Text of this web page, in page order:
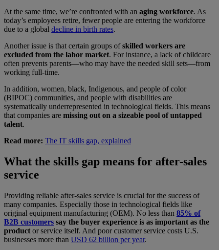
At the same time, we’re confronted with an aging workforce. As
today’s employees retire, fewer people are entering the workforce
due to a global decline in birth rates.
Another issue is that certain groups ofskilled workers are
excluded from the labor market. For instance, a lack of childcare
often prevents parents—who may have the needed skill sets—from
working full-time.
In addition, women, black, Indigenous, and people of color
(BIPOC) communities, and people with disabilities are
systematically underrepresented in technological fields. This means
that companies are missing out on a sizeable pool of untapped
talent.
Read more: The IT skills gap, explained
What the skills gap means for after-sales
service
Providing reliable after-sales service is crucial for the success of
many companies. Especially those in technological fields like
original equipment manufacturing (OEM). No less than 85% of
B2B customers say the buyer experience is as important as the
product or service itself. And poor customer service costs U.S.
businesses more than USD 62 billion per year.